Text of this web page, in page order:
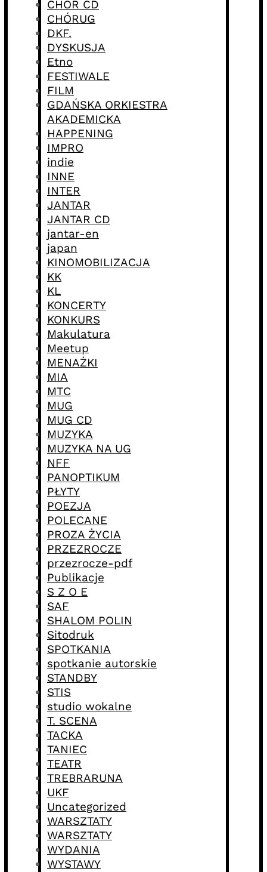
CHÓR CD
CHÓRUG
DKF.
DYSKUSJA
Etno
FESTIWALE
FILM
GDAŃSKA ORKIESTRA
AKADEMICKA
HAPPENING
IMPRO
indie
INNE
INTER
JANTAR
JANTAR CD
jantar-en
japan
KINOMOBILIZACJA
KK
KL
KONCERTY
KONKURS
Makulatura
Meetup
MENAŻKI
MIA
MTC
MUG
MUG CD
MUZYKA
MUZYKA NA UG
NFF
PANOPTIKUM
PŁYTY
POEZJA
POLECANE
PROZA ŻYCIA
PRZEZROCZE
przezrocze-pdf
Publikacje
S Z O E
SAF
SHALOM POLIN
Sitodruk
SPOTKANIA
spotkanie autorskie
STANDBY
STIS
studio wokalne
T. SCENA
TACKA
TANIEC
TEATR
TREBRARUNA
UKF
Uncategorized
WARSZTATY
WARSZTATY
WYDANIA
WYSTAWY